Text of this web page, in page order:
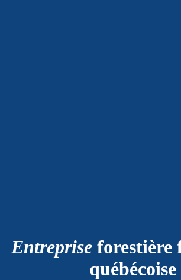
Entrepriseforestière
québécoise